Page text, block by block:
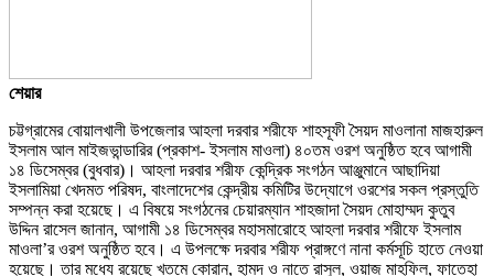
শেয়ার
চট্টগ্রামের বোয়ালখালী উপজেলার আহলা দরবার শরীফে শাহসূফী সৈয়দ মাওলানা মাজহারুল
ইসলাম আল মাইজভান্ডারির (প্রকাশ- ইসলাম মাওলা) ৪০তম ওরশ অনুষ্ঠিত হবে আগামী
১৪ ডিসেম্বর (বুধবার)। আহলা দরবার শরীফ কেন্দ্রিক সংগঠন আঞ্জুমানে আছাদিয়া
ইসলামিয়া খেদমত পরিষদ, বাংলাদেশের কেন্দ্রীয় কমিটির উদ্যোগে ওরশের সকল প্রস্তুতি
সম্পন্ন করা হয়েছে। এ বিষয়ে সংগঠনের চেয়ারম্যান শাহজাদা সৈয়দ মোহাম্মদ কুতুব
উদ্দিন রাসেল জানান, আগামী ১৪ ডিসেম্বর মহাসমারোহে আহলা দরবার শরীফে ইসলাম
মাওলা’র ওরশ অনুষ্ঠিত হবে। এ উপলক্ষে দরবার শরীফ প্রাঙ্গণে নানা কর্মসূচি হাতে নেওয়া
হয়েছে। তার মধ্যে রয়েছে খতমে কোরান, হামদ ও নাতে রাসুল, ওয়াজ মাহফিল, ফাতেহা